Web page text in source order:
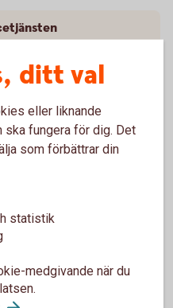
billeasing (1-4bilar)
uppåt)
ditt val
eller liknande
fungera för dig. Det
som förbättrar din
statistik
medgivande när du